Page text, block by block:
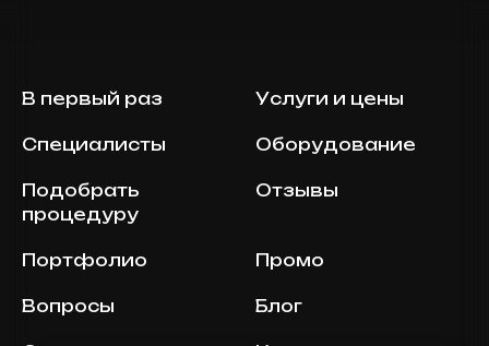
В первый раз Услуги и цены
Специалисты Оборудование
Подобрать
процедуру
Отзывы
Портфолио Промо
Вопросы Блог